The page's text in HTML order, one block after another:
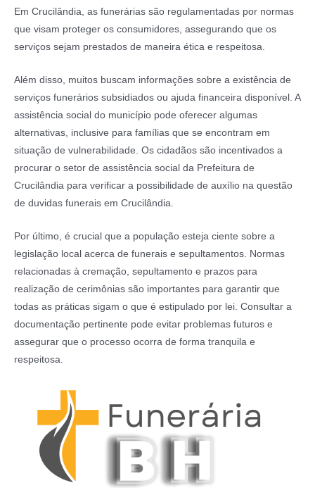
Em Crucilândia, as funerárias são regulamentadas por normas
que visam proteger os consumidores, assegurando que os
serviços sejam prestados de maneira ética e respeitosa.
Além disso, muitos buscam informações sobre a existência de
serviços funerários subsidiados ou ajuda financeira disponível. A
assistência social do município pode oferecer algumas
alternativas, inclusive para famílias que se encontram em
situação de vulnerabilidade. Os cidadãos são incentivados a
procurar o setor de assistência social da Prefeitura de
Crucilândia para verificar a possibilidade de auxílio na questão
de duvidas funerais em Crucilândia.
Por último, é crucial que a população esteja ciente sobre a
legislação local acerca de funerais e sepultamentos. Normas
relacionadas à cremação, sepultamento e prazos para
realização de cerimônias são importantes para garantir que
todas as práticas sigam o que é estipulado por lei. Consultar a
documentação pertinente pode evitar problemas futuros e
assegurar que o processo ocorra de forma tranquila e
respeitosa.